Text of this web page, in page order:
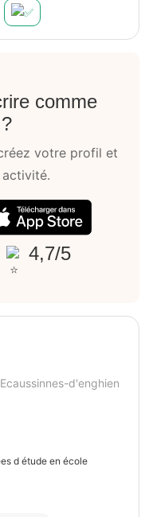
comme
votre profil et
4,7/5
d'enghien
d étude en école